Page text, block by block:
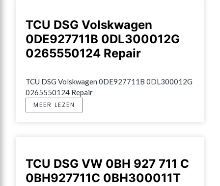
TCU DSG Volskwagen
0DE927711B 0DL300012G
0265550124 Repair
TCU DSG Volskwagen 0DE927711B 0DL300012G
0265550124 Repair
MEER LEZEN
TCU DSG VW 0BH 927 711 C
0BH927711C 0BH300011T